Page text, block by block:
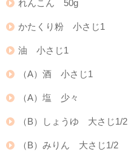
れんこん 50g
かたくり粉 小さじ1
油 小さじ1
（A）酒 小さじ1
（A）塩 少々
（B）しょうゆ 大さじ1/2
（B）みりん 大さじ1/2